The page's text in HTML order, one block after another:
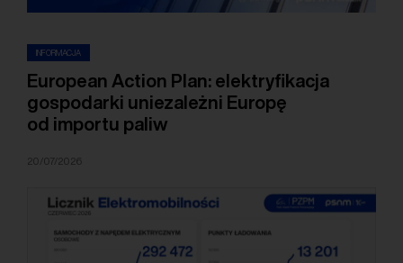
INFORMACJA
European Action Plan: elektryfikacja
gospodarki uniezależni Europę
od importu paliw
20/07/2026